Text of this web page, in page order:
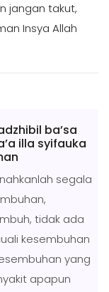
jangan takut,
Insya Allah
ba’sa
illa syifauka
segala
tidak ada
kesembuhan
yang
apapun